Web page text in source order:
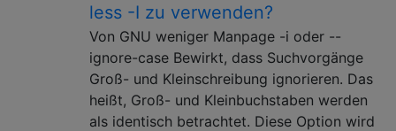
less -I zu verwenden?
Von GNU weniger Manpage -i oder --
ignore-case Bewirkt, dass Suchvorgänge
Groß- und Kleinschreibung ignorieren. Das
heißt, Groß- und Kleinbuchstaben werden
als identisch betrachtet. Diese Option wird